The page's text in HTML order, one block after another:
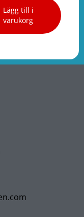
Lägg till i
varukorg